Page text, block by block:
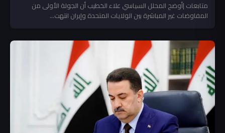
متابعات |أوضح المحلل السياسي علاء الخطيب أن الجولة الأولى من
المفاوضات غير المباشرة بين الولايات المتحدة وإيران انتهت...